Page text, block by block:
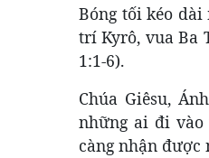
Bóng tối kéo
trí Kyrô, vua Ba
1:1-6).
Chúa Giêsu,
những ai đi vào
càng nhận được